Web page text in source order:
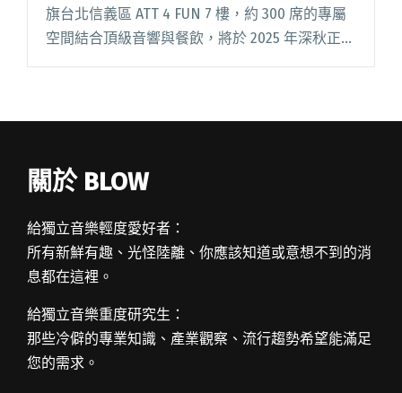
旗台北信義區 ATT 4 FUN 7 樓，約 300 席的專屬
空間結合頂級音響與餐飲，將於 2025 年深秋正式
開幕。今（9/12）日中午正式揭曉開幕首位演出
關於 BLOW
給獨立音樂輕度愛好者：
所有新鮮有趣、光怪陸離、你應該知道或意想不到的消
息都在這裡。
給獨立音樂重度研究生：
那些冷僻的專業知識、產業觀察、流行趨勢希望能滿足
您的需求。